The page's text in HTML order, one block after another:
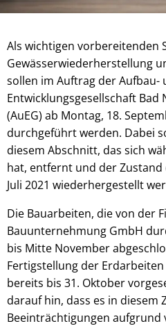
Als wichtigen vorbereitenden
Gewässerwiederherstellung
sollen im Auftrag der Aufbau-
Entwicklungsgesellschaft Bad
(AuEG) ab Montag, 18.
durchgeführt werden. Dabei
diesem Abschnitt, das sich
hat, entfernt und der Zustand
Juli 2021 wiederhergestellt
Die Bauarbeiten, die von der
Bauunternehmung GmbH
bis Mitte November
Fertigstellung der
bereits bis 31. Oktober
darauf hin, dass es in diesem
Beeinträchtigungen aufgrund